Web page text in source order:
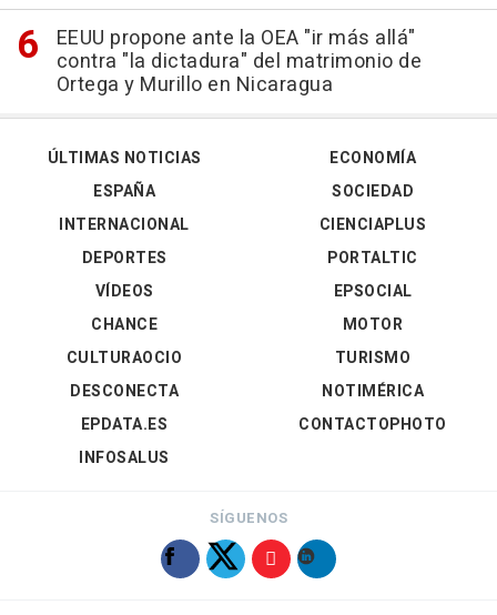
EEUU propone ante la OEA "ir más allá"
contra "la dictadura" del matrimonio de
Ortega y Murillo en Nicaragua
ÚLTIMAS NOTICIAS
ESPAÑA
INTERNACIONAL
DEPORTES
VÍDEOS
ECONOMÍA
SOCIEDAD
CIENCIAPLUS
PORTALTIC
EPSOCIAL
CHANCE
CULTURAOCIO
DESCONECTA
EPDATA.ES
INFOSALUS
MOTOR
TURISMO
NOTIMÉRICA
CONTACTOPHOTO
SÍGUENOS